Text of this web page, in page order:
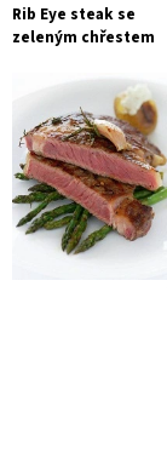
Rib Eye steak se
zeleným chřestem